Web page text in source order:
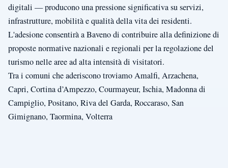
digitali — producono una pressione significativa su servizi,
infrastrutture, mobilità e qualità della vita dei residenti.
L'adesione consentirà a Baveno di contribuire alla definizione di
proposte normative nazionali e regionali per la regolazione del
turismo nelle aree ad alta intensità di visitatori.
Tra i comuni che aderiscono troviamo Amalfi, Arzachena,
Capri, Cortina d’Ampezzo, Courmayeur, Ischia, Madonna di
Campiglio, Positano, Riva del Garda, Roccaraso, San
Gimignano, Taormina, Volterra